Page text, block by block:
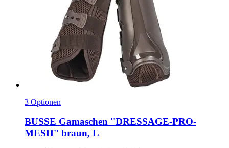
3 Optionen
BUSSE Gamaschen ''DRESSAGE-​PRO-​
MESH'' braun, L